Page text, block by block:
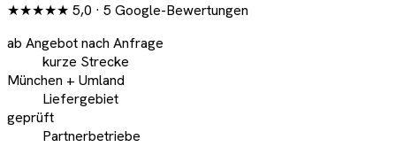
★★★★★ 5,0 · 5 Google-Bewertungen
ab Angebot nach Anfrage
kurze Strecke
München + Umland
Liefergebiet
geprüft
Partnerbetriebe